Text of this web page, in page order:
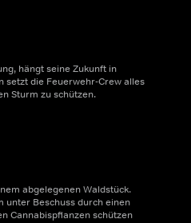
hängt seine Zukunft in
setzt die Feuerwehr-Crew alles
Sturm zu schützen.
abgelegenen Waldstück.
unter Beschuss durch einen
Cannabispflanzen schützen